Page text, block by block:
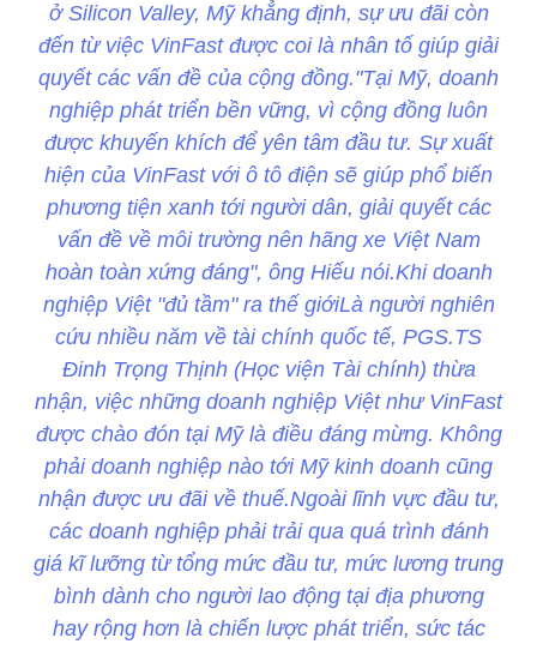
ở Silicon Valley, Mỹ khẳng định, sự ưu đãi còn
đến từ việc VinFast được coi là nhân tố giúp giải
quyết các vấn đề của cộng đồng."Tại Mỹ, doanh
nghiệp phát triển bền vững, vì cộng đồng luôn
được khuyến khích để yên tâm đầu tư. Sự xuất
hiện của VinFast với ô tô điện sẽ giúp phổ biến
phương tiện xanh tới người dân, giải quyết các
vấn đề về môi trường nên hãng xe Việt Nam
hoàn toàn xứng đáng", ông Hiếu nói.Khi doanh
nghiệp Việt "đủ tầm" ra thế giớiLà người nghiên
cứu nhiều năm về tài chính quốc tế, PGS.TS
Đinh Trọng Thịnh (Học viện Tài chính) thừa
nhận, việc những doanh nghiệp Việt như VinFast
được chào đón tại Mỹ là điều đáng mừng. Không
phải doanh nghiệp nào tới Mỹ kinh doanh cũng
nhận được ưu đãi về thuế.Ngoài lĩnh vực đầu tư,
các doanh nghiệp phải trải qua quá trình đánh
giá kĩ lưỡng từ tổng mức đầu tư, mức lương trung
bình dành cho người lao động tại địa phương
hay rộng hơn là chiến lược phát triển, sức tác